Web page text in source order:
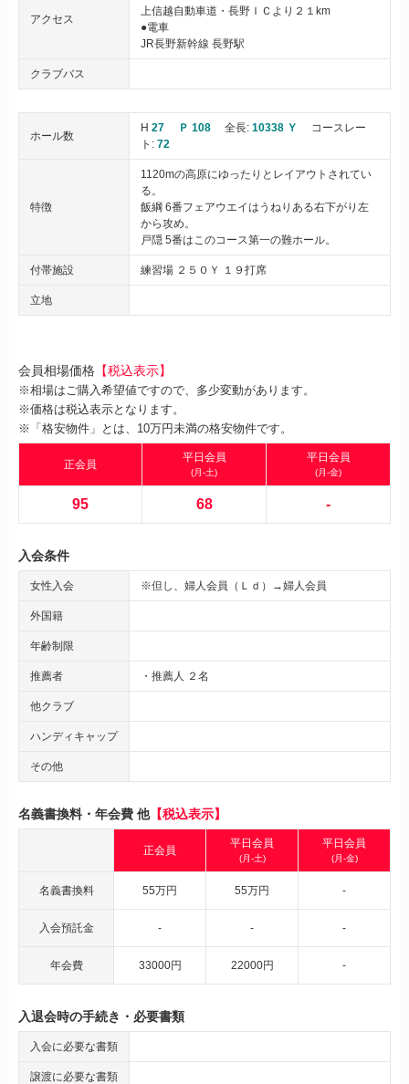
アクセス
上信越自動車道・長野ＩＣより２１km
●電車
JR長野新幹線 長野駅
クラブバス
ホール数
H 27 Ｐ 108 全長: 10338 Ｙ
コースレー
ト: 72
特徴
1120mの高原にゆったりとレイアウトされてい
る。
飯綱 6番フェアウエイはうねりある右下がり左
から攻め。
戸隠 5番はこのコース第一の難ホール。
付帯施設 練習場 ２５０Ｙ １９打席
立地
会員相場価格 【税込表示】
※相場はご購入希望値ですので、多少変動があります。
※価格は税込表示となります。
※「格安物件」とは、10万円未満の格安物件です。
正会員
平日会員
(月-土)
平日会員
(月-金)
95 68 -
入会条件
女性入会 ※但し、婦人会員（Ｌｄ）→婦人会員
外国籍
年齢制限
推薦者 ・推薦人 ２名
他クラブ
ハンディキャップ
その他
名義書換料・年会費 他【税込表示】
正会員
平日会員
(月-土)
平日会員
(月-金)
名義書換料 55万円 55万円 -
入会預託金 - - -
年会費 33000円 22000円 -
入退会時の手続き・必要書類
入会に必要な書類
譲渡に必要な書類